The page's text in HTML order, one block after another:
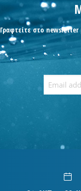
Γραφτείτε στο newsletter